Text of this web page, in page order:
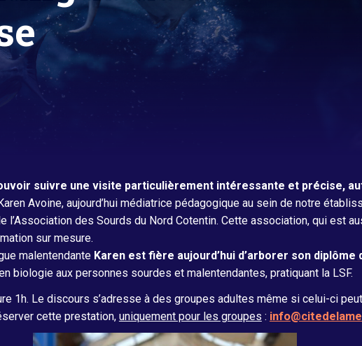
Titanic, retour à Cherbourg
La
suivre une visite particulièrement intéressante et précise,
Avoine, aujourd’hui médiatrice pédagogique au sein de notre
l’Association des Sourds du Nord Cotentin. Cette association, qui est
sur mesure.
malentendante Karen est fière aujourd’hui d’arborer son
biologie aux personnes sourdes et malentendantes, pratiquant la LSF.
1h. Le discours s’adresse à des groupes adultes même si celui-ci
cette prestation, uniquement pour les groupes :